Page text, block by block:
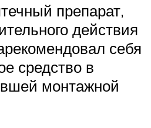
препарат,
действия
себя
средство в
монтажной